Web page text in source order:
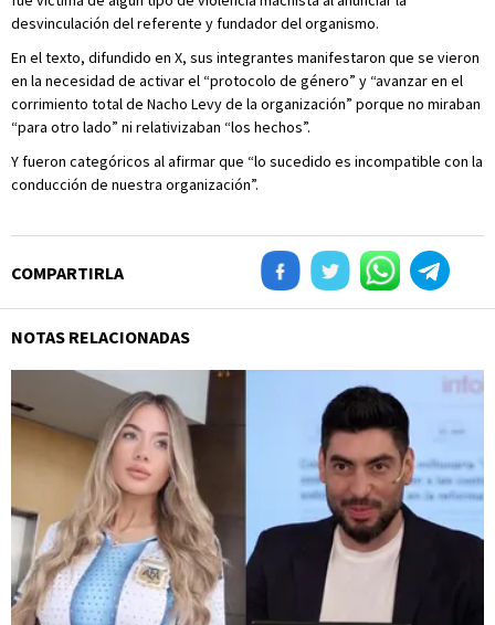
desvinculación del referente y fundador del organismo.
En el texto, difundido en X, sus integrantes manifestaron que se vieron
en la necesidad de activar el “protocolo de género” y “avanzar en el
corrimiento total de Nacho Levy de la organización” porque no miraban
“para otro lado” ni relativizaban “los hechos”.
Y fueron categóricos al afirmar que “lo sucedido es incompatible con la
conducción de nuestra organización”.
COMPARTIRLA
NOTAS RELACIONADAS